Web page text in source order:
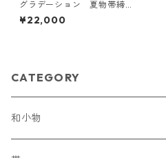
グラデーション 夏物帯締
め ＜和小物さくら＞ SOJ-1
08（PU・Y）
¥22,000
CATEGORY
和小物